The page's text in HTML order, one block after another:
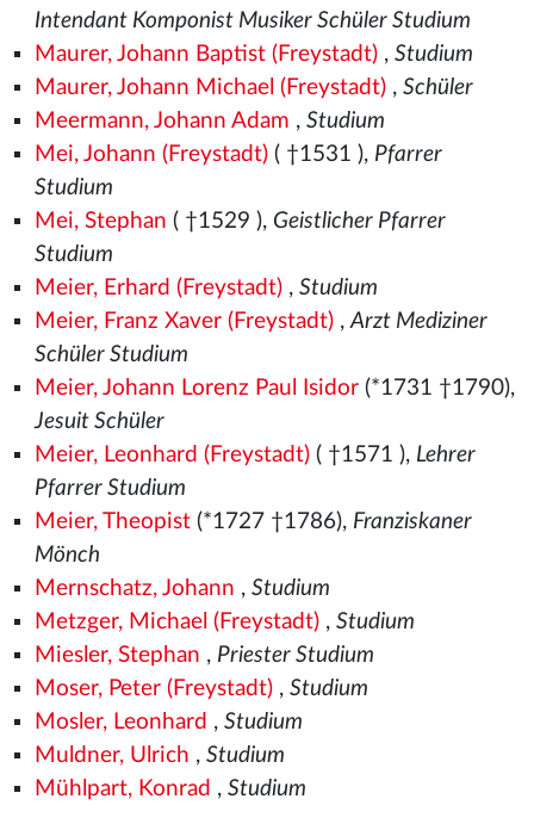
Intendant Komponist Musiker Schüler Studium
Maurer, Johann Baptist (Freystadt), Studium
Maurer, Johann Michael (Freystadt), Schüler
Meermann, Johann Adam , Studium
Mei, Johann (Freystadt)( †1531 ), Pfarrer
Studium
Mei, Stephan ( †1529 ), Geistlicher Pfarrer
Studium
Meier, Erhard (Freystadt), Studium
Meier, Franz Xaver (Freystadt),Arzt Mediziner
Schüler Studium
Meier, Johann Lorenz Paul Isidor(*1731 †1790),
Jesuit Schüler
Meier, Leonhard (Freystadt)( †1571 ), Lehrer
Pfarrer Studium
Meier, Theopist(*1727 †1786), Franziskaner
Mönch
Mernschatz, Johann , Studium
Metzger, Michael (Freystadt), Studium
Miesler, Stephan , Priester Studium
Moser, Peter (Freystadt), Studium
Mosler, Leonhard , Studium
Muldner, Ulrich , Studium
Mühlpart, Konrad , Studium